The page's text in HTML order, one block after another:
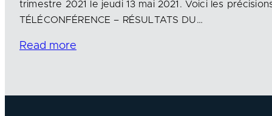
trimestre 2021 le jeudi 13 mai 2021. Voici les
TÉLÉCONFÉRENCE – RÉSULTATS DU…
Read more